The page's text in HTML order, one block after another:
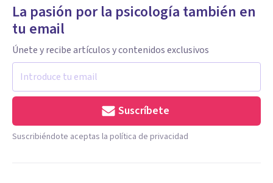
La pasión por la psicología también en
tu email
Únete y recibe artículos y contenidos exclusivos
Suscríbete
Suscribiéndote aceptas la política de privacidad